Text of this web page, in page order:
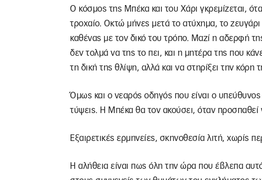
Ο κόσμος της Μπέκα και του Χάρι γκρεμίζεται,
τροχαίο. Οκτώ μήνες μετά το ατύχημα, το ζευγάρι
καθένας με τον δικό του τρόπο. Μαζί η αδερφή
δεν τολμά να της το πει, και η μητέρα της που
τη δική της θλίψη, αλλά και να στηρίξει την κόρη
Όμως και ο νεαρός οδηγός που είναι ο υπεύθυνος
τύψεις. Η Μπέκα θα τον ακούσει, όταν προσπαθεί
Εξαιρετικές ερμηνείες, σκηνοθεσία λιτή, χωρίς
Η αλήθεια είναι πως όλη την ώρα που έβλεπα